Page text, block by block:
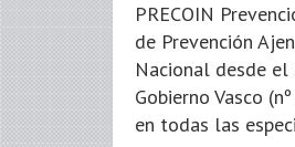
PRECOIN
de Prevención
Nacional desde
Gobierno Vasco
en todas las